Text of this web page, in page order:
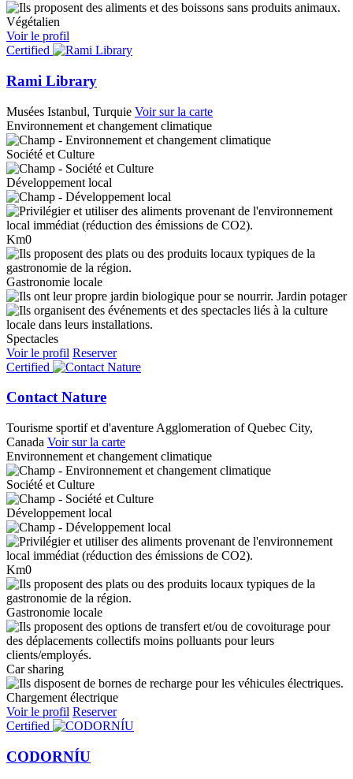
Végétalien
Voir le profil
Certified
Rami Library
Musées Istanbul, Turquie Voir sur la carte
Environnement et changement climatique
Société et Culture
Développement local
Km0
Gastronomie locale
Jardin potager
Spectacles
Voir le profil Reserver
Certified
Contact Nature
Tourisme sportif et d'aventure Agglomeration of Quebec City,
Canada Voir sur la carte
Environnement et changement climatique
Société et Culture
Développement local
Km0
Gastronomie locale
Car sharing
Chargement électrique
Voir le profil Reserver
Certified
CODORNÍU